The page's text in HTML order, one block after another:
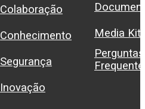
Colaboração
Conhecimento
Segurança
Inovação
Media Kit
Perguntas